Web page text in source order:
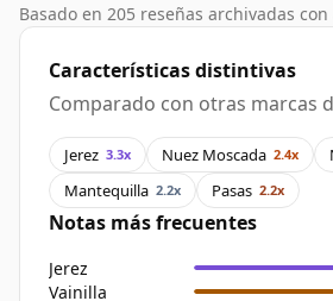
Basado en 205 reseñas archivadas
Características distintivas
Comparado con otras marcas
Jerez 3.3x Nuez Moscada 2.4x
Mantequilla 2.2x Pasas 2.2x
Notas más frecuentes
Jerez
Vainilla